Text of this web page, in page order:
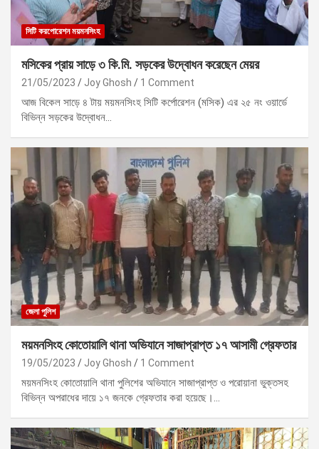
সিটি করপোরেশন ময়মনসিংহ
মসিকের প্রায় সাড়ে ৩ কি.মি. সড়কের উদ্বোধন করেছেন মেয়র
21/05/2023 Joy Ghosh 1 Comment
আজ বিকেল সাড়ে ৪ টায় ময়মনসিংহ সিটি কর্পোরেশন (মসিক) এর ২৫ নং ওয়ার্ডে
বিভিন্ন সড়কের উদ্বোধন…
জেলা পুলিশ
ময়মনসিংহ কোতোয়ালি থানা অভিযানে সাজাপ্রাপ্ত ১৭ আসামী গ্রেফতার
19/05/2023 Joy Ghosh 1 Comment
ময়মনসিংহ কোতোয়ালি থানা পুলিশের অভিযানে সাজাপ্রাপ্ত ও পরোয়ানা ভুক্তসহ
বিভিন্ন অপরাধের দায়ে ১৭ জনকে গ্রেফতার করা হয়েছে।…